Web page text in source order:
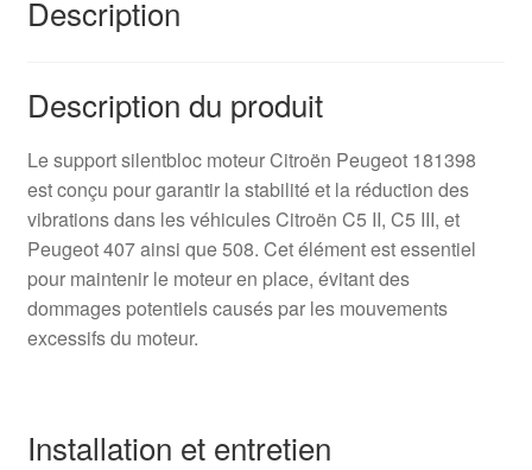
Description
Description du produit
Le support silentbloc moteur Citroën Peugeot 181398
est conçu pour garantir la stabilité et la réduction des
vibrations dans les véhicules Citroën C5 II, C5 III, et
Peugeot 407 ainsi que 508. Cet élément est essentiel
pour maintenir le moteur en place, évitant des
dommages potentiels causés par les mouvements
excessifs du moteur.
Installation et entretien